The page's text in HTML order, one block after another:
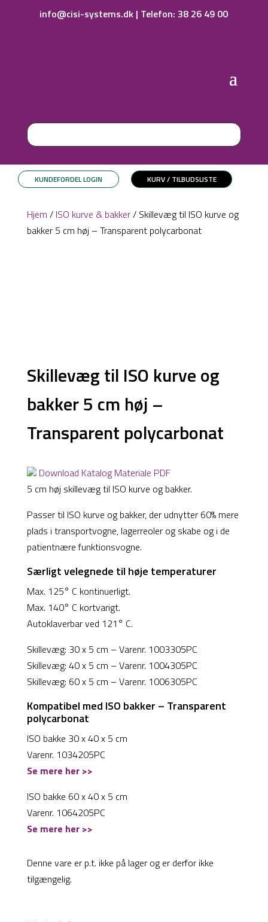
info@cisi-systems.dk | Telefon: 38 26 49 00
KUNDEFORDEL LOGIN KURV / TILBUDSLISTE
Hjem / ISO kurve & bakker/ Skillevæg til ISO kurve og
bakker 5 cm høj – Transparent polycarbonat
Skillevæg til ISO kurve og
bakker 5 cm høj –
Transparent polycarbonat
Download Katalog Materiale PDF
5 cm høj skillevæg til ISO kurve og bakker.
Passer til ISO kurve og bakker, der udnytter 60% mere
plads i transportvogne, lagerreoler og skabe og i de
patientnære funktionsvogne.
Særligt velegnede til høje temperaturer
Max. 125° C kontinuerligt.
Max. 140° C kortvarigt.
Autoklaverbar ved 121° C.
Skillevæg: 30 x 5 cm – Varenr. 1003305PC
Skillevæg: 40 x 5 cm – Varenr. 1004305PC
Skillevæg: 60 x 5 cm – Varenr. 1006305PC
Kompatibel med ISO bakker – Transparent
polycarbonat
ISO bakke 30 x 40 x 5 cm
Varenr. 1034205PC
Se mere her >>
ISO bakke 60 x 40 x 5 cm
Varenr. 1064205PC
Se mere her >>
Denne vare er p.t. ikke på lager og er derfor ikke
tilgængelig.